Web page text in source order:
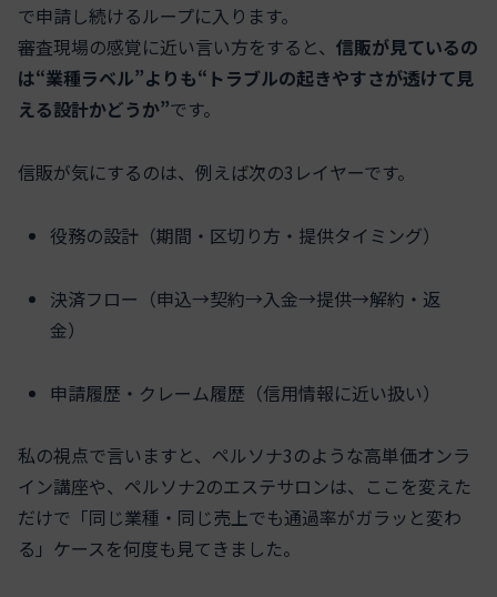
で申請し続けるループに入ります。
審査現場の感覚に近い言い方をすると、 信販が見ているの
は“業種ラベル”よりも“トラブルの起きやすさが透けて見
える設計かどうか”です。
信販が気にするのは、例えば次の3レイヤーです。
役務の設計（期間・区切り方・提供タイミング）
決済フロー（申込→契約→入金→提供→解約・返
金）
申請履歴・クレーム履歴（信用情報に近い扱い）
私の視点で言いますと、ペルソナ3のような高単価オンラ
イン講座や、ペルソナ2のエステサロンは、ここを変えた
だけで「同じ業種・同じ売上でも通過率がガラッと変わ
る」ケースを何度も見てきました。